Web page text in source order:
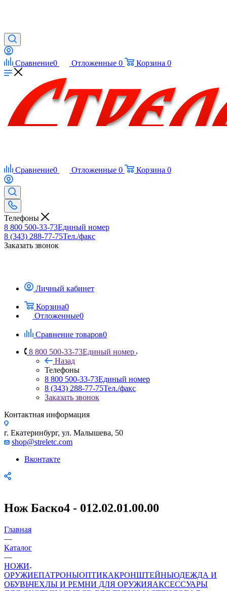
Сравнение0 Отложенные 0 Корзина 0
Сравнение0 Отложенные 0 Корзина 0
Телефоны
8 800 500-33-73Единый номер
8 (343) 288-77-75Тел./факс
Заказать звонок
Личный кабинет
Корзина0
Отложенные0
Сравнение товаров0
8 800 500-33-73Единый номер
Назад
Телефоны
8 800 500-33-73Единый номер
8 (343) 288-77-75Тел./факс
Заказать звонок
Контактная информация
г. Екатеринбург, ул. Малышева, 50
shop@streletc.com
Вконтакте
Нож Баско4 - 012.02.01.00.00
Главная
—
Каталог
—
НОЖИ
ОРУЖИЕПАТРОНЫОПТИКАКРОНШТЕЙНЫОДЕЖДА И
ОБУВЬЧЕХЛЫ И РЕМНИ ДЛЯ ОРУЖИЯАКСЕССУАРЫ